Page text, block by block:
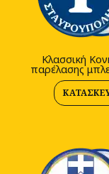
Κλασσική
παρέλασης